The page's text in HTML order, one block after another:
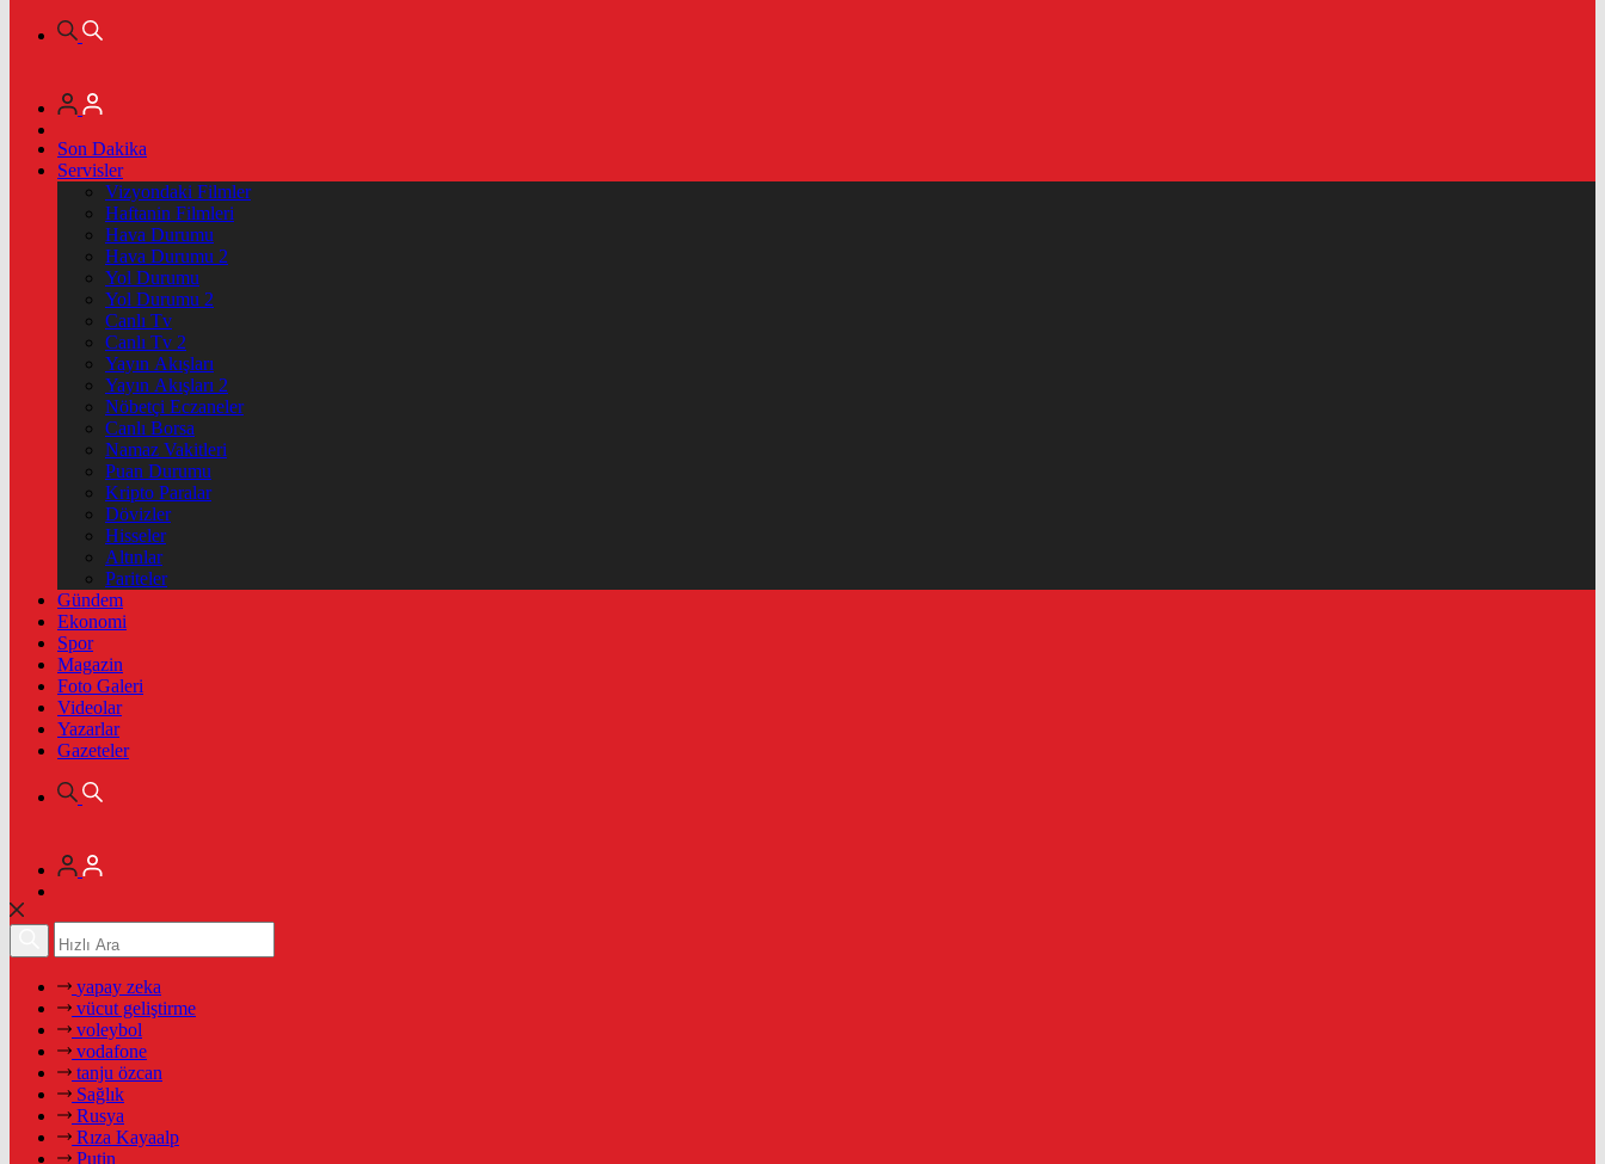
Son Dakika
Servisler
Vizyondaki Filmler
Haftanin Filmleri
Hava Durumu
Hava Durumu 2
Yol Durumu
Yol Durumu 2
Canlı Tv
Canlı Tv 2
Yayın Akışları
Yayın Akışları 2
Nöbetçi Eczaneler
Canlı Borsa
Namaz Vakitleri
Puan Durumu
Kripto Paralar
Dövizler
Hisseler
Altınlar
Pariteler
Gündem
Ekonomi
Spor
Magazin
Foto Galeri
Videolar
Yazarlar
Gazeteler
yapay zeka
vücut geliştirme
voleybol
vodafone
tanju özcan
Sağlık
Rusya
Rıza Kayaalp
Putin